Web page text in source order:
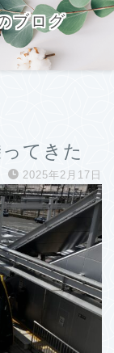
ブログ
てきた
2025年2月17日